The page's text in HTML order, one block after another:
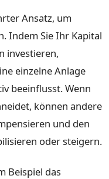
Ansatz, um
Indem Sie Ihr Kapital
investieren,
einzelne Anlage
beeinflusst. Wenn
können andere
und den
oder steigern.
Beispiel das